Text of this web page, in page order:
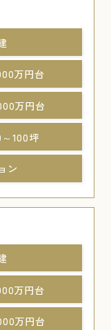
万円台
万円台
100坪
ン
万円台
万円台